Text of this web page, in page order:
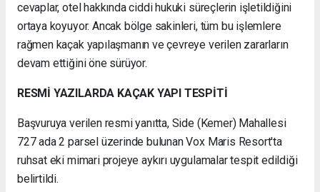
cevaplar, otel hakkında ciddi hukuki süreçlerin işletildiğini
ortaya koyuyor. Ancak bölge sakinleri, tüm bu işlemlere
rağmen kaçak yapılaşmanın ve çevreye verilen zararların
devam ettiğini öne sürüyor.
RESMİ YAZILARDA KAÇAK YAPI TESPİTİ
Başvuruya verilen resmi yanıtta, Side (Kemer) Mahallesi
727 ada 2 parsel üzerinde bulunan Vox Maris Resort'ta
ruhsat eki mimari projeye aykırı uygulamalar tespit edildiği
belirtildi.